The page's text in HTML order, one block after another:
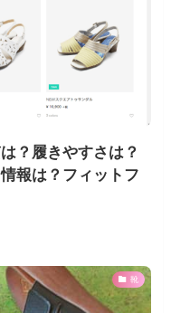
？履きやすさは？
報は？フィットフ
靴